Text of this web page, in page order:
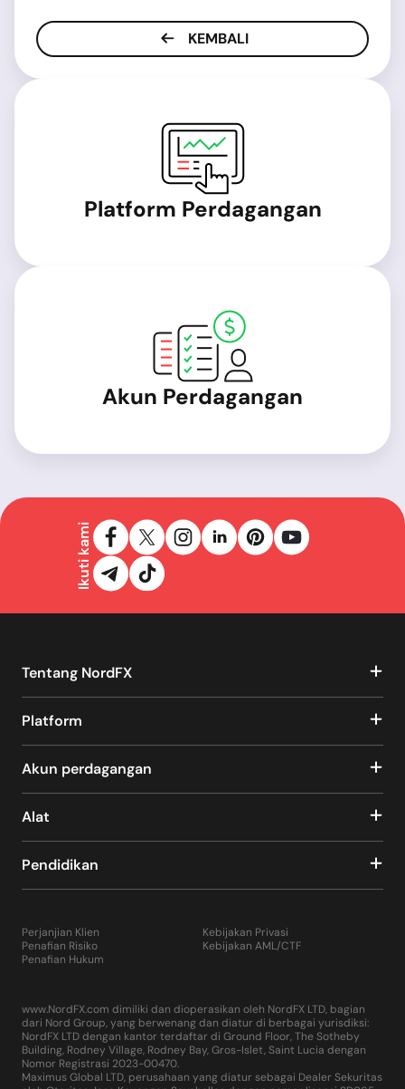
KEMBALI
Platform Perdagangan
Akun Perdagangan
Ikuti kami
Tentang NordFX
Platform
Akun perdagangan
Alat
Pendidikan
Perjanjian Klien
Penafian Risiko
Penafian Hukum
Kebijakan Privasi
Kebijakan AML/CTF
www.NordFX.com dimiliki dan dioperasikan oleh NordFX LTD, bagian
dari Nord Group, yang berwenang dan diatur di berbagai yurisdiksi:
NordFX LTD dengan kantor terdaftar di Ground Floor, The Sotheby
Building, Rodney Village, Rodney Bay, Gros-Islet, Saint Lucia dengan
Nomor Registrasi 2023-00470.
Maximus Global LTD, perusahaan yang diatur sebagai Dealer Sekuritas